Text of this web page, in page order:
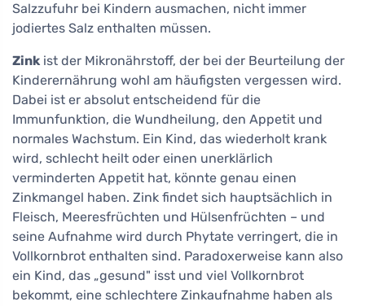
Salzzufuhr bei Kindern ausmachen, nicht immer
jodiertes Salz enthalten müssen.
Zink ist der Mikronährstoff, der bei der Beurteilung der
Kinderernährung wohl am häufigsten vergessen wird.
Dabei ist er absolut entscheidend für die
Immunfunktion, die Wundheilung, den Appetit und
normales Wachstum. Ein Kind, das wiederholt krank
wird, schlecht heilt oder einen unerklärlich
verminderten Appetit hat, könnte genau einen
Zinkmangel haben. Zink findet sich hauptsächlich in
Fleisch, Meeresfrüchten und Hülsenfrüchten – und
seine Aufnahme wird durch Phytate verringert, die in
Vollkornbrot enthalten sind. Paradoxerweise kann also
ein Kind, das „gesund" isst und viel Vollkornbrot
bekommt, eine schlechtere Zinkaufnahme haben als